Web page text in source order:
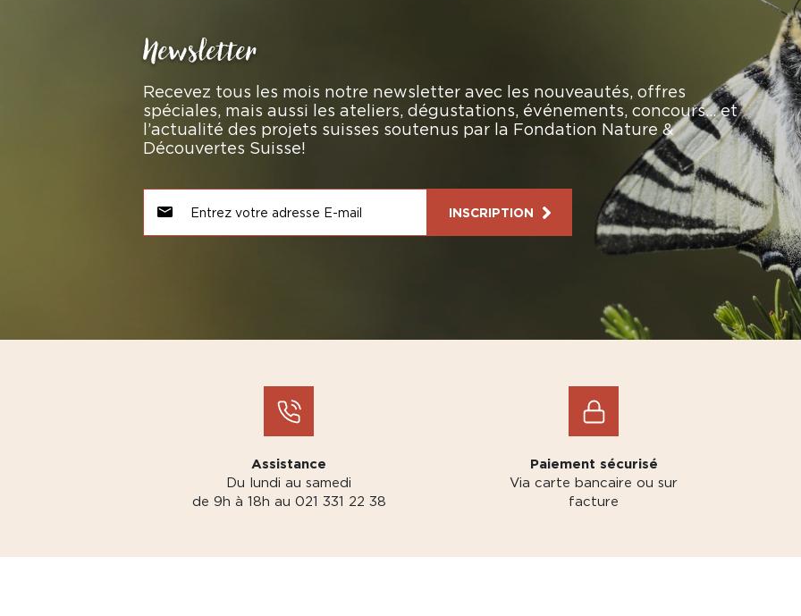
Newsletter
Recevez tous les mois notre newsletter avec les nouveautés, offres
spéciales, mais aussi les ateliers, dégustations, événements, concours… et
l’actualité des projets suisses soutenus par la Fondation Nature &
Découvertes Suisse!
INSCRIPTION
Assistance
Du lundi au samedi
de 9h à 18h au 021 331 22 38
Paiement sécurisé
Via carte bancaire ou sur
facture